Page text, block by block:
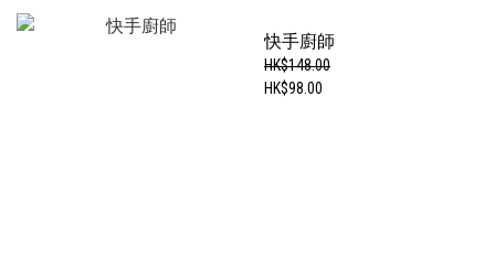
快手廚師
HK$148.00
HK$98.00